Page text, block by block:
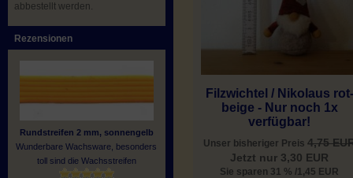
abbestellt werden.
Rezensionen
Rundstreifen 2 mm, sonnengelb
Wunderbare Wachsware, besonders
toll sind die Wachsstreifen
Filzwichtel / Nikolaus rot-
beige - Nur noch 1x
verfügbar!
Unser bisheriger Preis4,75
Jetzt nur 3,30 EUR
Sie sparen 31 % /1,45 EUR